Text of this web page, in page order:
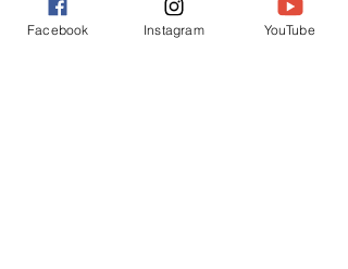
von der Leyen (…) avait tourné autour de
l’aéroport [bulgare] de Plovdiv pendant une
Facebook Instagram YouTube